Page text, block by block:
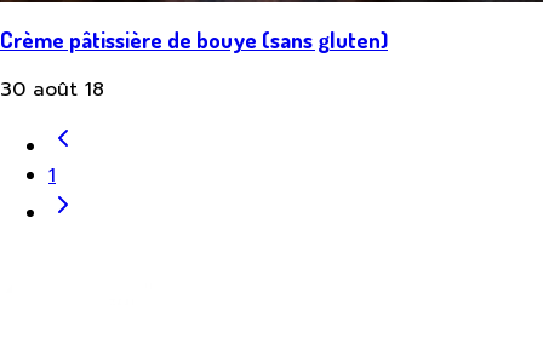
Crème pâtissière de bouye (sans gluten)
30 août 18
1